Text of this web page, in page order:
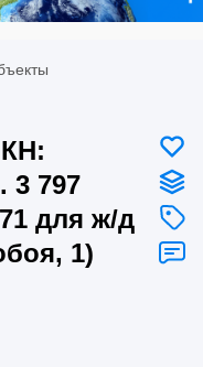
3 797
для ж/д
1)